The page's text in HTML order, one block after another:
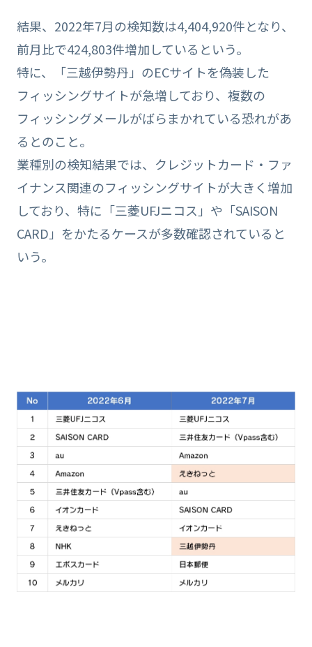
結果、2022年7月の検知数は4,404,920件となり、
前月比で424,803件増加しているという。
特に、「三越伊勢丹」のECサイトを偽装した
フィッシングサイトが急増しており、複数の
フィッシングメールがばらまかれている恐れがあ
るとのこと。
業種別の検知結果では、クレジットカード・ファ
イナンス関連のフィッシングサイトが大きく増加
しており、特に「三菱UFJニコス」や「SAISON
CARD」をかたるケースが多数確認されていると
いう。